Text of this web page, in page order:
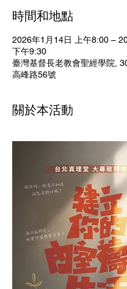
時間和地點
2026年1月14日 上午8:00 –
下午9:30
臺灣基督長老教會聖經學院,
高峰路56號
關於本活動